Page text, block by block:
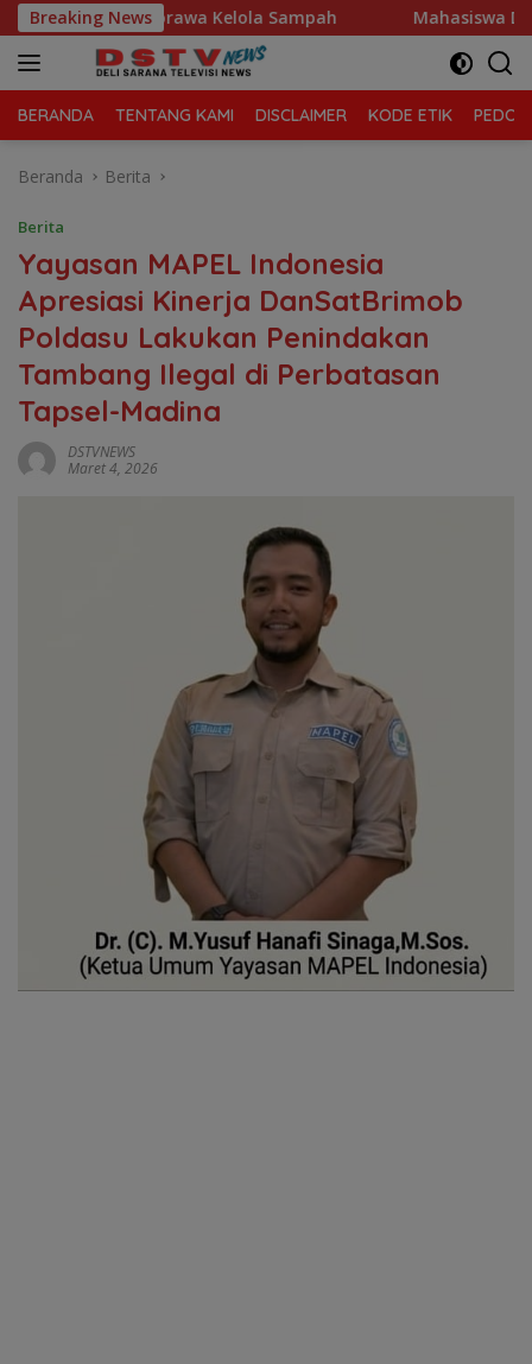
Langsung
ke
konten
Breaking News
Morawa Kelola Sampah Mahasiswa Desak Polda
BERANDA TENTANG KAMI DISCLAIMER KODE ETIK
Beranda Berita
Berita
Yayasan MAPEL Indonesia
Apresiasi Kinerja DanSatBrimob
Poldasu Lakukan Penindakan
Tambang Ilegal di Perbatasan
Tapsel-Madina
DSTVNEWS
Maret 4, 2026